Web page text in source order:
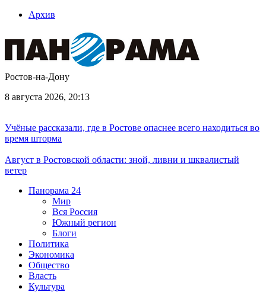
Архив
Ростов-на-Дону
8 августа 2026, 20:13
Учёные рассказали, где в Ростове опаснее всего находиться во
время шторма
Август в Ростовской области: зной, ливни и шквалистый
ветер
Панорама 24
Мир
Вся Россия
Южный регион
Блоги
Политика
Экономика
Общество
Власть
Культура